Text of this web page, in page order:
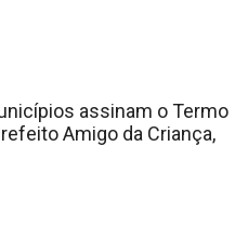
assinam o Termo
Amigo da Criança,